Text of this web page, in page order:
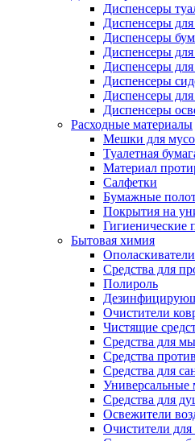
Диспенсеры
Диспенсеры
Диспенсеры
Диспенсеры для
Диспенсеры
Диспенсеры
Диспенсеры
Диспенсеры
Расходные материалы
Мешки для
Туалетная
Материал
Салфетки
Бумажные
Покрытия на
Гигиенические
Бытовая химия
Средства для
Полироль
Очистители
Чистящие
Средства для
Средства
Средства для
Универсальные
Средства для
Освежители
Очистители